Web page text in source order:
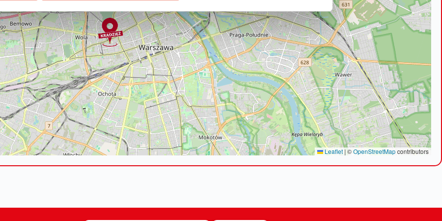
Leaflet | ©OpenStreetMapcontributors